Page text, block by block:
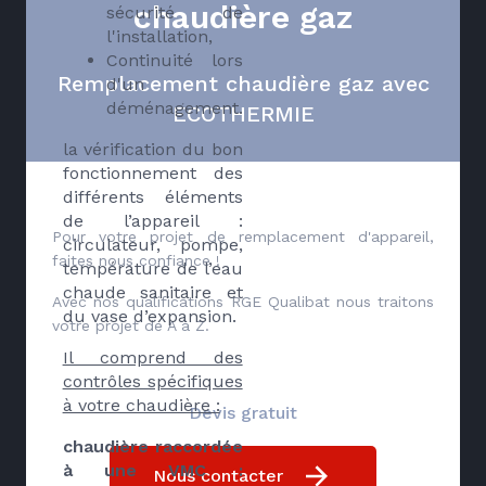
sécurité de
l'installation,
Continuité lors
d'un
déménagement.
la vérification du bon
fonctionnement des
différents éléments
de l’appareil :
circulateur, pompe,
température de l’eau
chaude sanitaire et
du vase d’expansion.
Il comprend des
contrôles spécifiques
à votre chaudière :
chaudière raccordée
à une VMC :
chaudière gaz
Remplacement chaudière gaz avec
ECOTHERMIE
Pour votre projet de remplacement d'appareil,
faites nous confiance !
Avec nos qualifications RGE Qualibat nous traitons
votre projet de A à Z.
Devis gratuit
Nous contacter